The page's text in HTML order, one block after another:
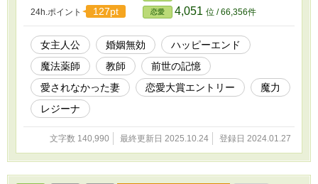
24h.ポイント 127pt 恋愛 4,051 位 / 66,356件
女主人公 婚姻無効
ハッピーエンド
魔法薬師
教師
前世の記憶
愛されなかった妻
恋愛大賞エントリー
魔力
レジーナ
文字数 140,990 最終更新日 2025.10.24 登録日 2024.01.27